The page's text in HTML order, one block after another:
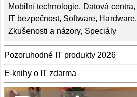
Mobilní technologie, Datová centra,
IT bezpečnost, Software, Hardware,
Zkušenosti a názory, Speciály
Pozoruhodné IT produkty 2026
E-knihy o IT zdarma